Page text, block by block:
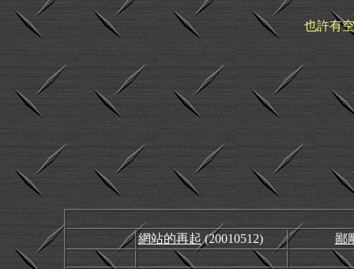
也許有
網站的再起(20010512) 鄙